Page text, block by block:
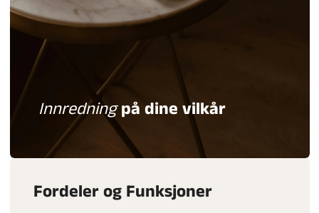
Innredningpå dine vilkår
Fordeler og Funksjoner